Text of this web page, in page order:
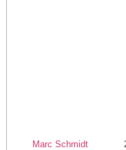
Marc Schmidt